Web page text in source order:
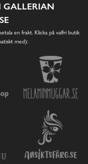
GALLERIAN
en frakt. Klicka på valfri butik
med):